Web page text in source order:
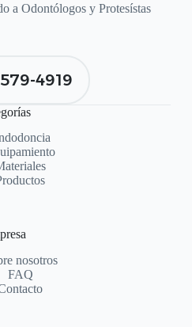
a Odontólogos y Protesístas
4919
nosotros
FAQ